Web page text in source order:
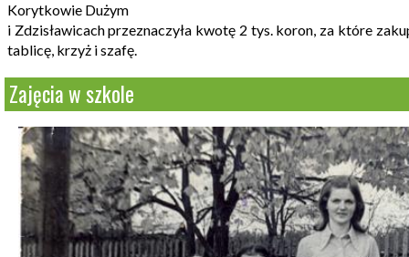
Korytkowie Dużym
i Zdzisławicach przeznaczyła kwotę 2 tys. koron, za które
tablicę, krzyż i szafę.
Zajęcia w szkole